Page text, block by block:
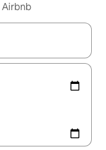
Airbnb
med upp- och